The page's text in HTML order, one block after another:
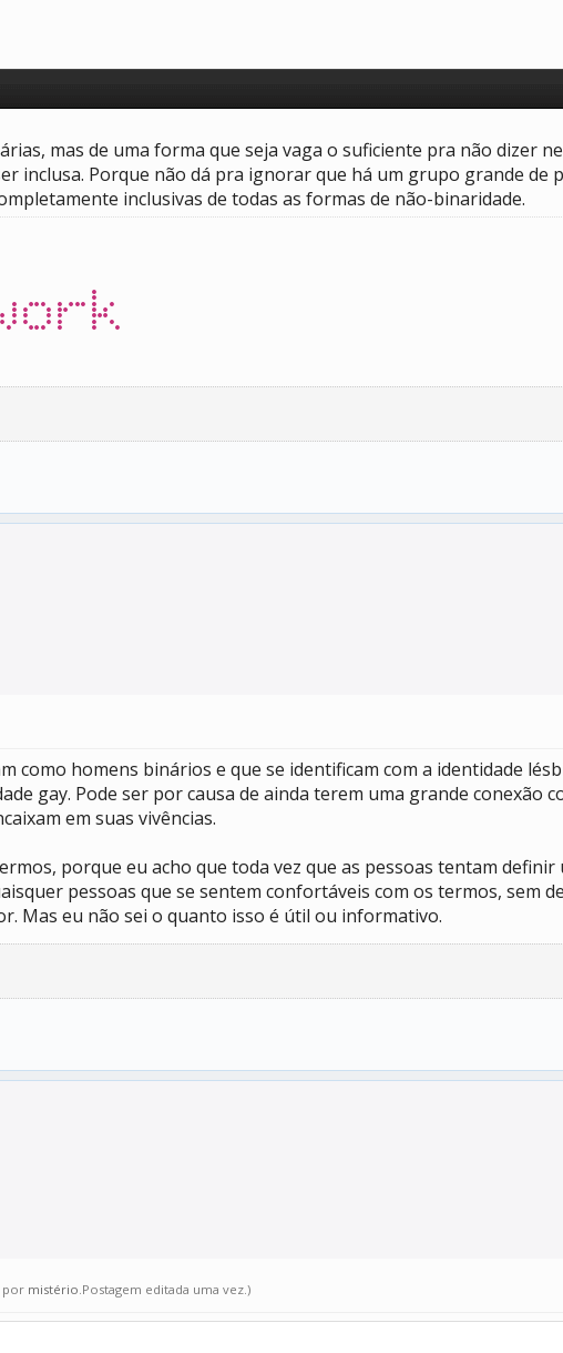
mas de uma forma que seja vaga o suficiente pra não dizer
inclusa. Porque não dá pra ignorar que há um grupo grande de
inclusivas de todas as formas de não-binaridade.
homens binários e que se identificam com a identidade
gay. Pode ser por causa de ainda terem uma grande conexão
em suas vivências.
porque eu acho que toda vez que as pessoas tentam
pessoas que se sentem confortáveis com os termos, sem
Mas eu não sei o quanto isso é útil ou informativo.
por mistério.Postagem editada uma vez.)